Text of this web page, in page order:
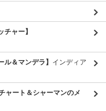
ャー】
＆マンデラ】 インディア
ャート＆シャーマンのメ